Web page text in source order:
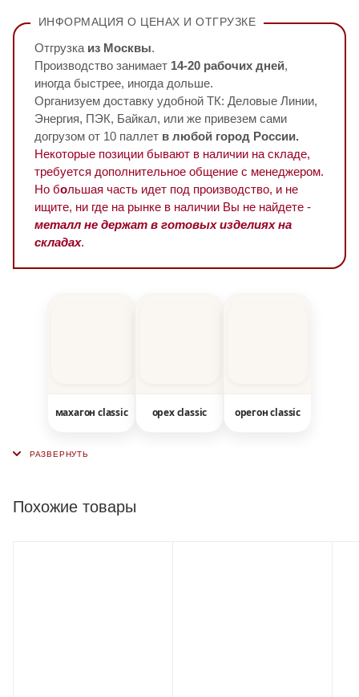
ИНФОРМАЦИЯ О ЦЕНАХ И ОТГРУЗКЕ
Отгрузка из Москвы.
Производство занимает 14-20 рабочих дней,
иногда быстрее, иногда дольше.
Организуем доставку удобной ТК: Деловые Линии,
Энергия, ПЭК, Байкал, или же привезем сами
догрузом от 10 паллет в любой город России.
Некоторые позиции бывают в наличии на складе,
требуется дополнительное общение с менеджером.
Но большая часть идет под производство, и не
ищите, ни где на рынке в наличии Вы не найдете -
металл не держат в готовых изделиях на
складах.
махагон classic орех classic орегон classic
Похожие товары